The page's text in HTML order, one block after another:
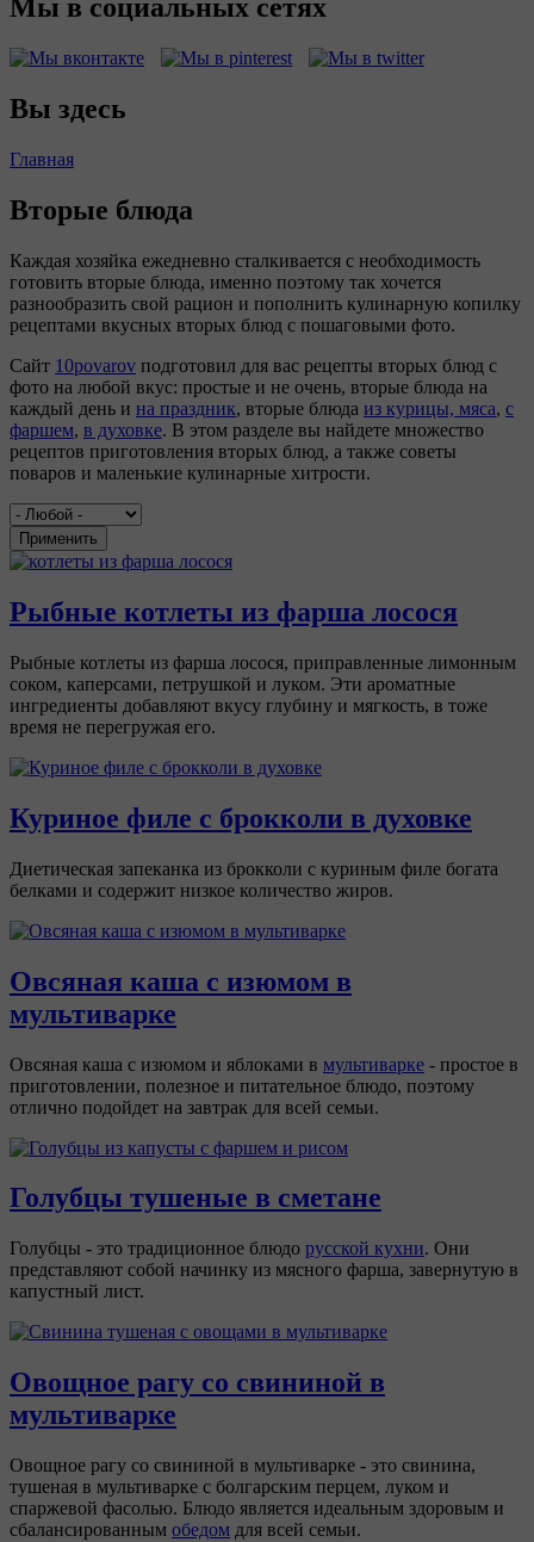
Мы в социальных сетях
Вы здесь
Главная
Вторые блюда
Каждая хозяйка ежедневно сталкивается с необходимость
готовить вторые блюда, именно поэтому так хочется
разнообразить свой рацион и пополнить кулинарную копилку
рецептами вкусных вторых блюд с пошаговыми фото.
Сайт 10povarov подготовил для вас рецепты вторых блюд с
фото на любой вкус: простые и не очень, вторые блюда на
каждый день и на праздник, вторые блюда из курицы, мяса, с
фаршем, в духовке. В этом разделе вы найдете множество
рецептов приготовления вторых блюд, а также советы
поваров и маленькие кулинарные хитрости.
Применить
Рыбные котлеты из фарша лосося
Рыбные котлеты из фарша лосося, приправленные лимонным
соком, каперсами, петрушкой и луком. Эти ароматные
ингредиенты добавляют вкусу глубину и мягкость, в тоже
время не перегружая его.
Куриное филе с брокколи в духовке
Диетическая запеканка из брокколи с куриным филе богата
белками и содержит низкое количество жиров.
Овсяная каша с изюмом в
мультиварке
Овсяная каша с изюмом и яблоками в мультиварке - простое в
приготовлении, полезное и питательное блюдо, поэтому
отлично подойдет на завтрак для всей семьи.
Голубцы тушеные в сметане
Голубцы - это традиционное блюдо русской кухни. Они
представляют собой начинку из мясного фарша, завернутую в
капустный лист.
Овощное рагу со свининой в
мультиварке
Овощное рагу со свининой в мультиварке - это свинина,
тушеная в мультиварке с болгарским перцем, луком и
спаржевой фасолью. Блюдо является идеальным здоровым и
сбалансированным обедом для всей семьи.